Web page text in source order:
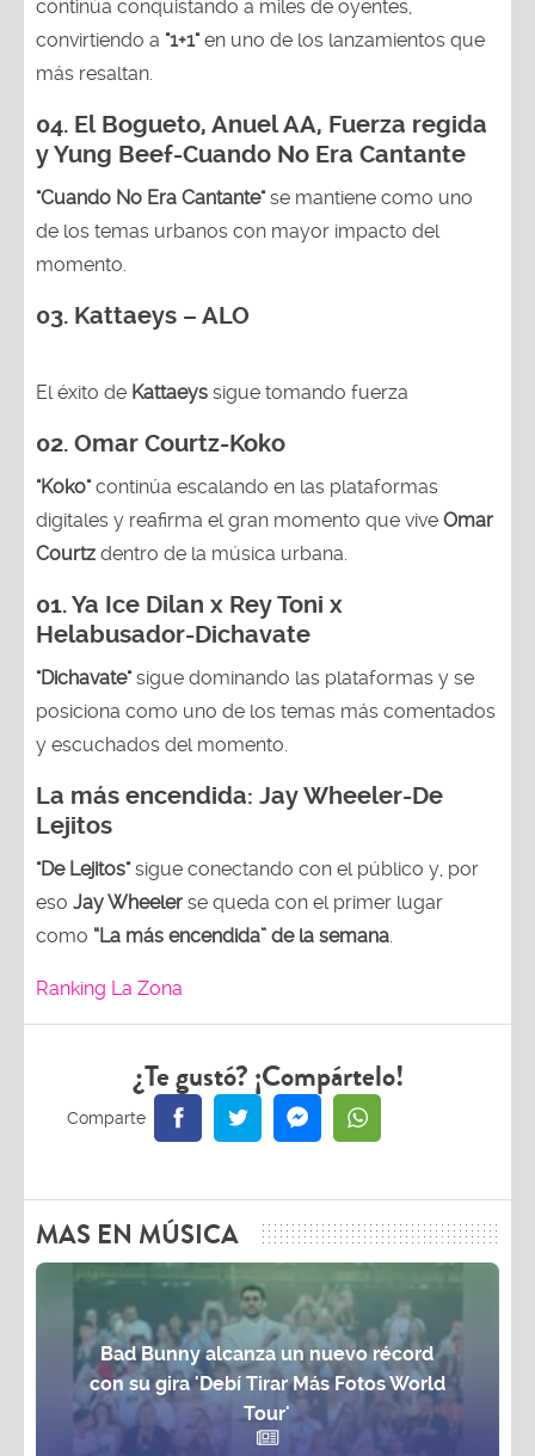
continúa conquistando a miles de oyentes,
convirtiendo a "1+1"en uno de los lanzamientos que
más resaltan.
04. El Bogueto, Anuel AA, Fuerza regida
y Yung Beef-Cuando No Era Cantante
"Cuando No Era Cantante"se mantiene como uno
de los temas urbanos con mayor impacto del
momento.
03. Kattaeys – ALO
El éxito de Kattaeys sigue tomando fuerza
02. Omar Courtz-Koko
"Koko"continúa escalando en las plataformas
digitales y reafirma el gran momento que vive Omar
Courtz dentro de la música urbana.
01.Ya Ice Dilan x Rey Toni x
Helabusador-Dichavate
"Dichavate"sigue dominando las plataformas y se
posiciona como uno de los temas más comentados
y escuchados del momento.
La más encendida: Jay Wheeler-De
Lejitos
"De Lejitos"sigue conectando con el público y, por
eso Jay Wheeler se queda con el primer lugar
como “La más encendida” de la semana.
Ranking La Zona
¿Te gustó? ¡Compártelo!
MAS EN MÚSICA
Bad Bunny alcanza un nuevo récord
con su gira 'Debí Tirar Más Fotos World
Tour'